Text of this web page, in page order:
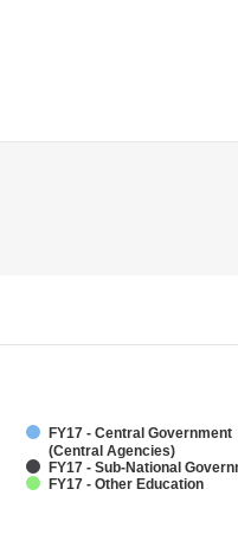
FY17 - Central Government
(Central Agencies)
FY17 - Sub-National
FY17 - Other Education